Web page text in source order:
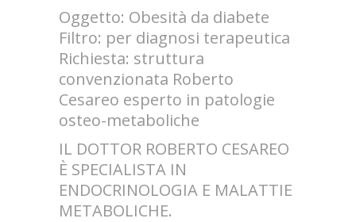
Oggetto: Obesità da diabete
Filtro: per diagnosi terapeutica
Richiesta: struttura
convenzionata Roberto
Cesareo esperto in patologie
osteo-metaboliche
IL DOTTOR ROBERTO CESAREO
È SPECIALISTA IN
ENDOCRINOLOGIA E MALATTIE
METABOLICHE.